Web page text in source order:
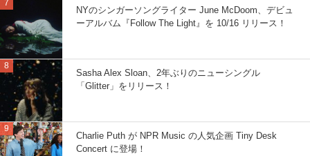
NYのシンガーソングライター June McDoom、デビュ
ーアルバム『Follow The Light』を 10/16 リリース！
Sasha Alex Sloan、2年ぶりのニューシングル
「Glitter」をリリース！
Charlie Puth が NPR Music の人気企画 Tiny Desk
Concert に登場！